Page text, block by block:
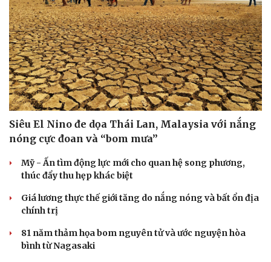
Hậu trường
Siêu El Nino đe dọa Thái Lan, Malaysia với nắng
nóng cực đoan và “bom mưa”
Mỹ - Ấn tìm động lực mới cho quan hệ song phương,
thúc đẩy thu hẹp khác biệt
Giá lương thực thế giới tăng do nắng nóng và bất ổn địa
chính trị
81 năm thảm họa bom nguyên tử và ước nguyện hòa
bình từ Nagasaki